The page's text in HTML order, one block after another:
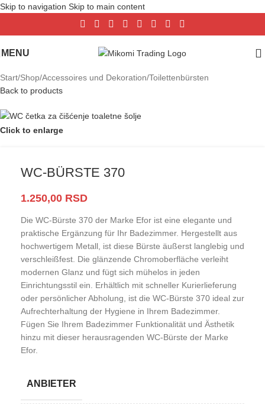
Skip to navigation Skip to main content
MENU
Start/Shop/Accessoires und Dekoration/Toilettenbürsten
Back to products
Click to enlarge
WC-BÜRSTE 370
1.250,00 RSD
Die WC-Bürste 370 der Marke Efor ist eine elegante und
praktische Ergänzung für Ihr Badezimmer. Hergestellt aus
hochwertigem Metall, ist diese Bürste äußerst langlebig und
verschleißfest. Die glänzende Chromoberfläche verleiht
modernen Glanz und fügt sich mühelos in jeden
Einrichtungsstil ein. Erhältlich mit schneller Kurierlieferung
oder persönlicher Abholung, ist die WC-Bürste 370 ideal zur
Aufrechterhaltung der Hygiene in Ihrem Badezimmer.
Fügen Sie Ihrem Badezimmer Funktionalität und Ästhetik
hinzu mit dieser herausragenden WC-Bürste der Marke
Efor.
ANBIETER